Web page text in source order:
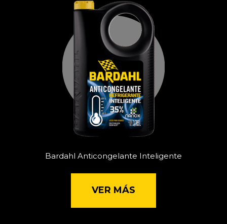
Bardahl Anticongelante Inteligente
VER MÁS